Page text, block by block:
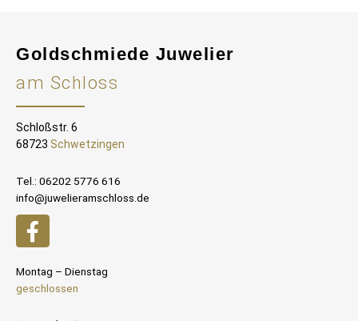
Goldschmiede Juwelier
am Schloss
Schloßstr. 6
68723 Schwetzingen
Tel.: 06202 5776 616
info@juwelieramschloss.de
Montag – Dienstag
geschlossen